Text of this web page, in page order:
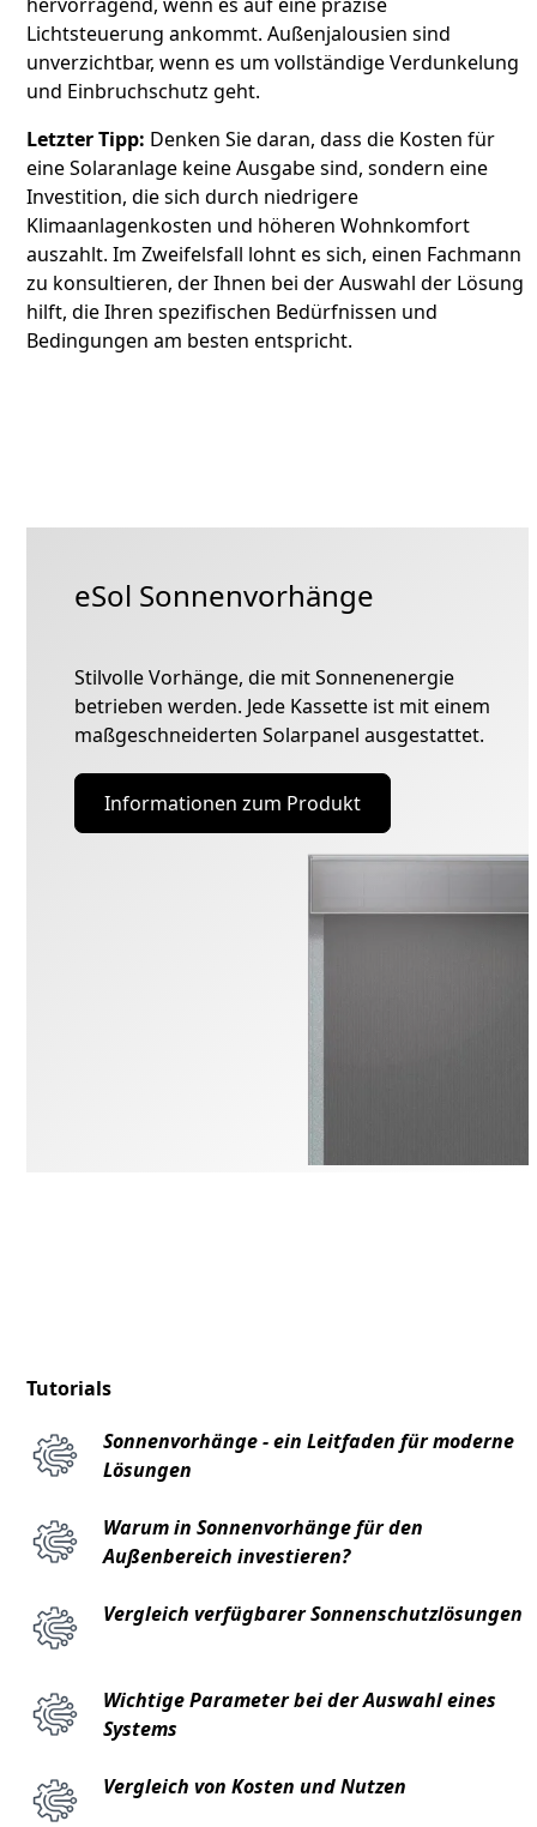
Tutorials
Sonnenvorhänge - ein Leitfaden für moderne
Lösungen
Warum in Sonnenvorhänge für den
Außenbereich investieren?
Vergleich verfügbarer Sonnenschutzlösungen
Wichtige Parameter bei der Auswahl eines
Systems
Vergleich von Kosten und Nutzen
hervorragend, wenn es auf eine präzise
Lichtsteuerung ankommt. Außenjalousien sind
unverzichtbar, wenn es um vollständige Verdunkelung
und Einbruchschutz geht.
Letzter Tipp: Denken Sie daran, dass die Kosten für
eine Solaranlage keine Ausgabe sind, sondern eine
Investition, die sich durch niedrigere
Klimaanlagenkosten und höheren Wohnkomfort
auszahlt. Im Zweifelsfall lohnt es sich, einen Fachmann
zu konsultieren, der Ihnen bei der Auswahl der Lösung
hilft, die Ihren spezifischen Bedürfnissen und
Bedingungen am besten entspricht.
eSol Sonnenvorhänge
Stilvolle Vorhänge, die mit Sonnenenergie
betrieben werden. Jede Kassette ist mit einem
maßgeschneiderten Solarpanel ausgestattet.
Informationen zum Produkt